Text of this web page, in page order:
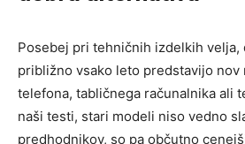
Posebej pri tehničnih izdelkih velja,
približno vsako leto predstavijo nov
telefona, tabličnega računalnika ali
naši testi, stari modeli niso vedno
predhodnikov, so pa občutno